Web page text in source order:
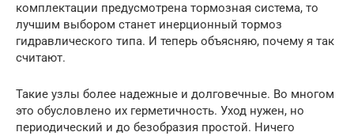
комплектации предусмотрена тормозная система, то
лучшим выбором станет инерционный тормоз
гидравлического типа. И теперь объясняю, почему я так
считают.
Такие узлы более надежные и долговечные. Во многом
это обусловлено их герметичность. Уход нужен, но
периодический и до безобразия простой. Ничего